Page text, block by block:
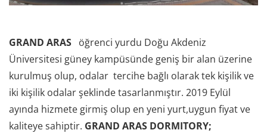
GRAND ARAS öğrenci yurdu Doğu Akdeniz
Üniversitesi güney kampüsünde geniş bir alan üzerine
kurulmuş olup, odalar tercihe bağlı olarak tek kişilik ve
iki kişilik odalar şeklinde tasarlanmıştır. 2019 Eylül
ayında hizmete girmiş olup en yeni yurt,uygun fiyat ve
kaliteye sahiptir. GRAND ARAS DORMITORY;